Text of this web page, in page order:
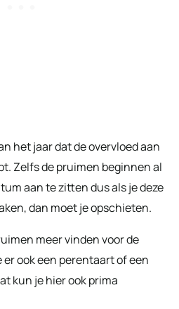
het jaar dat de overvloed aan
Zelfs de pruimen beginnen al
aan te zitten dus als je deze
dan moet je opschieten.
meer vinden voor de
ook een perentaart of een
kun je hier ook prima